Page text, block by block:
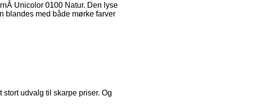
Unicolor 0100 Natur. Den lyse
blandes med både mørke farver
stort udvalg til skarpe priser. Og